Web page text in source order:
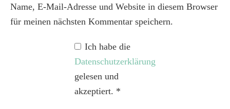
Name, E-Mail-Adresse und Website in diesem Browser
für meinen nächsten Kommentar speichern.
Ich habe die
Datenschutzerklärung
gelesen und
akzeptiert. *